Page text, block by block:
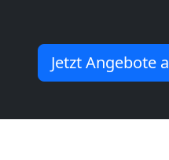
Jetzt Angebote
Wolfsberg